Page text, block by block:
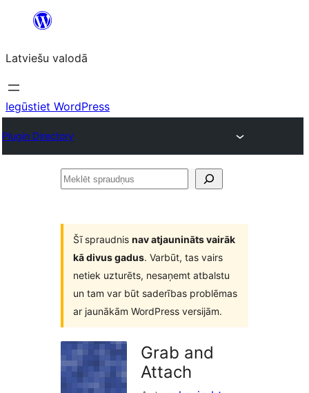
Pāriet
saturu
Latviešu valodā
Iegūstiet WordPress
Plugin Directory
Meklēt
Šī spraudnis nav atjaunināts vairāk
kā divus gadus. Varbūt, tas vairs
netiek uzturēts, nesaņemt atbalstu
un tam var būt saderības problēmas
ar jaunākām WordPress versijām.
Grab and
Attach